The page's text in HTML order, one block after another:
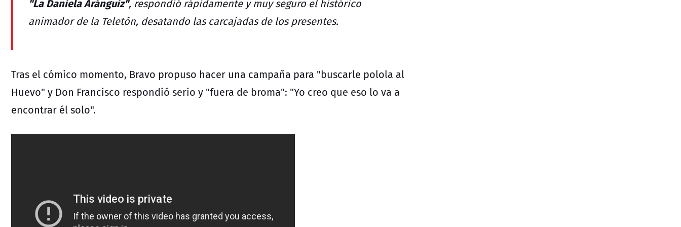
, respondió rápidamente y muy seguro el histórico
animador de la Teletón, desatando las carcajadas de los presentes.
Tras el cómico momento, Bravo propuso hacer una campaña para "buscarle polola al
Huevo" y Don Francisco respondió serio y "fuera de broma": "Yo creo que eso lo va a
encontrar él solo".